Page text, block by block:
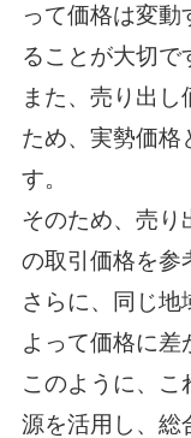
って価格は変
ることが大切で
また、売り出
ため、実勢価格
す。
そのため、売り
の取引価格を参
さらに、同じ地
よって価格に差
このように、こ
源を活用し、総